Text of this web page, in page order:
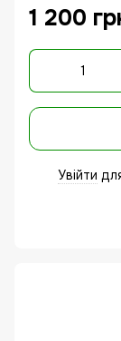
1 200
Увійти